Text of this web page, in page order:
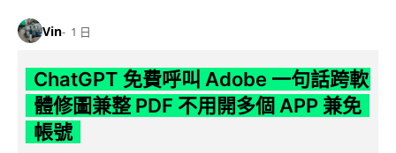
Vin 1 日
ChatGPT 免費呼叫 Adobe 一句話跨軟
體修圖兼整 PDF 不用開多個 APP 兼免
帳號